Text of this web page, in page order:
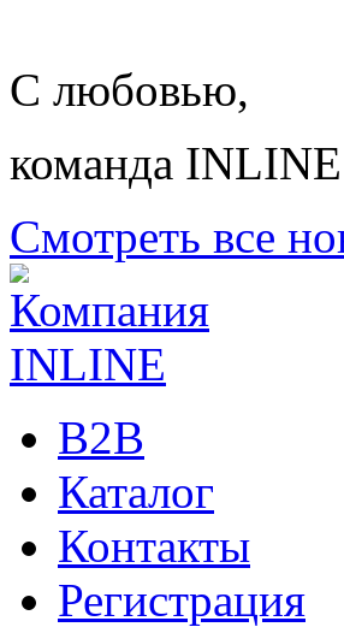
С любовью,
команда INLINE
Смотреть все
B2B
Каталог
Контакты
Регистрация